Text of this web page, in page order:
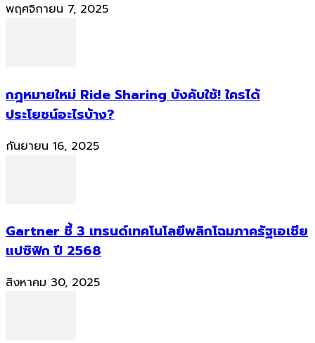
พฤศจิกายน 7, 2025
กฎหมายใหม่ Ride Sharing บังคับใช้! ใครได้
ประโยชน์อะไรบ้าง?
กันยายน 16, 2025
Gartner ชี้ 3 เทรนด์เทคโนโลยีพลิกโฉมภาครัฐเอเชีย
แปซิฟิก ปี 2568
สิงหาคม 30, 2025